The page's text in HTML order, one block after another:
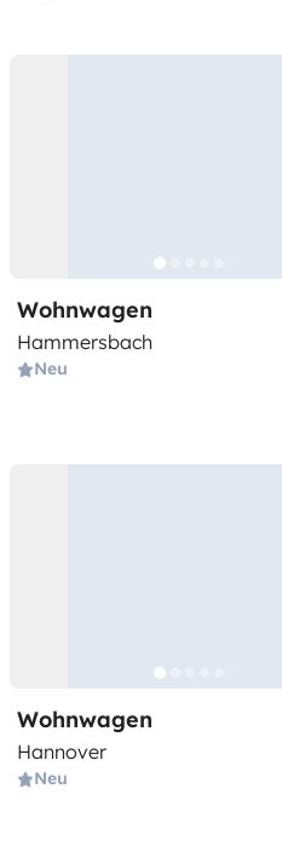
Wohnwagen
Hammersbach
Neu
Wohnwagen
Hannover
Neu